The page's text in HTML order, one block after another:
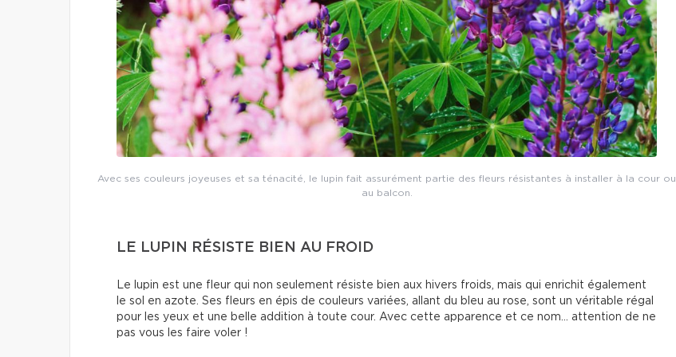
Avec ses couleurs joyeuses et sa ténacité, le lupin fait assurément partie des fleurs résistantes à installer à la cour ou
au balcon.
LE LUPIN RÉSISTE BIEN AU FROID
Le lupin est une fleur qui non seulement résiste bien aux hivers froids, mais qui enrichit également
le sol en azote. Ses fleurs en épis de couleurs variées, allant du bleu au rose, sont un véritable régal
pour les yeux et une belle addition à toute cour. Avec cette apparence et ce nom… attention de ne
pas vous les faire voler !